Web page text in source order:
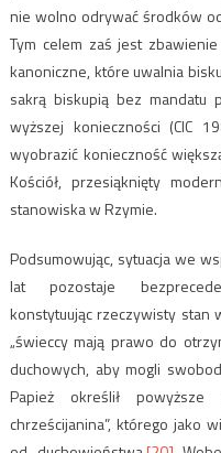
nie wolno odrywać środków
Tym celem zaś jest
kanoniczne, które uwalnia
sakrą biskupią bez mandatu
wyższej konieczności (CIC
wyobrazić konieczność
Kościół, przesiąknięty
stanowiska w Rzymie.
Podsumowując, sytuacja we
lat pozostaje
konstytuując rzeczywisty stan
„świeccy mają prawo do
duchowych, aby mogli
Papież określił powyższe
chrześcijanina”, którego jako